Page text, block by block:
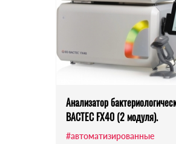
Анализатор
BACTEC FX40 (2 модуля).
#автоматизированные